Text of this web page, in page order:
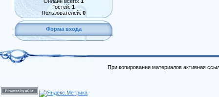
Гостей: 1
Пользователей: 0
Форма входа
При копировании материалов активная